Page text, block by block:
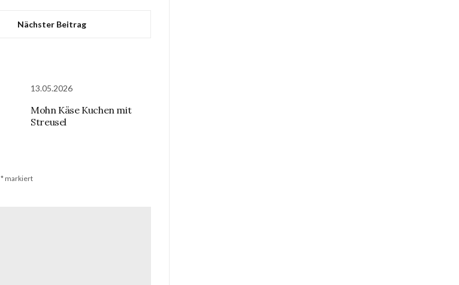
Nächster Beitrag
13.05.2026
Mohn Käse Kuchen mit
Streusel
*markiert